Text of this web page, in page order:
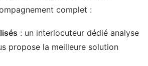
complet :
: un interlocuteur dédié analyse
propose la meilleure solution